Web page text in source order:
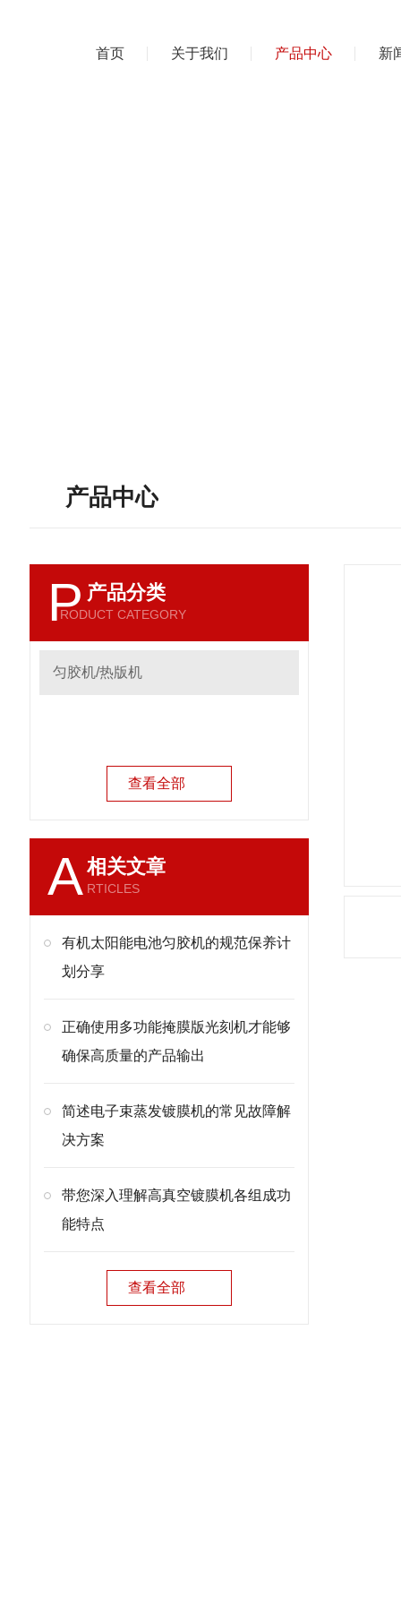
首页 关于我们 产品中心 新
产品中心
P 产品分类
RODUCT CATEGORY
匀胶机/热版机
查看全部
A相关文章
RTICLES
有机太阳能电池匀胶机的规范保养计
划分享
正确使用多功能掩膜版光刻机才能够
确保高质量的产品输出
简述电子束蒸发镀膜机的常见故障解
决方案
带您深入理解高真空镀膜机各组成功
能特点
查看全部